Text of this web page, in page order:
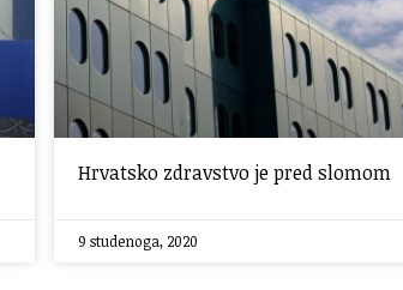
Hrvatsko zdravstvo je pred slomom
9 studenoga, 2020